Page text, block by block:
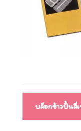
เรื่องบล็อกข้าวปั้นสี่